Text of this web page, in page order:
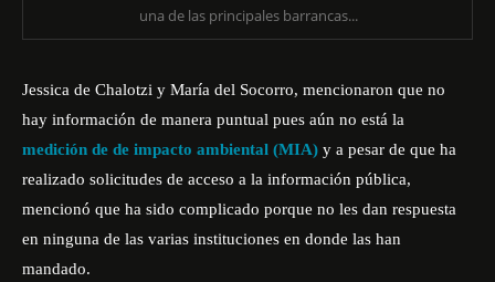
una de las principales barrancas...
Jessica de Chalotzi y María del Socorro, mencionaron que no
hay información de manera puntual pues aún no está la
medición de de impacto ambiental (MIA) y a pesar de que ha
realizado solicitudes de acceso a la información pública,
mencionó que ha sido complicado porque no les dan respuesta
en ninguna de las varias instituciones en donde las han
mandado.